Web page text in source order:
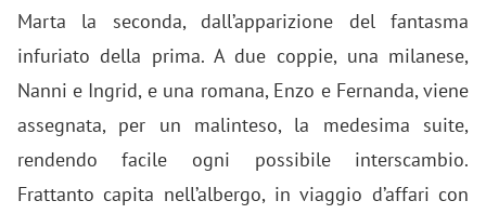
Marta la seconda, dall’apparizione del fantasma
infuriato della prima. A due coppie, una milanese,
Nanni e Ingrid, e una romana, Enzo e Fernanda, viene
assegnata, per un malinteso, la medesima suite,
rendendo facile ogni possibile interscambio.
Frattanto capita nell’albergo, in viaggio d’affari con